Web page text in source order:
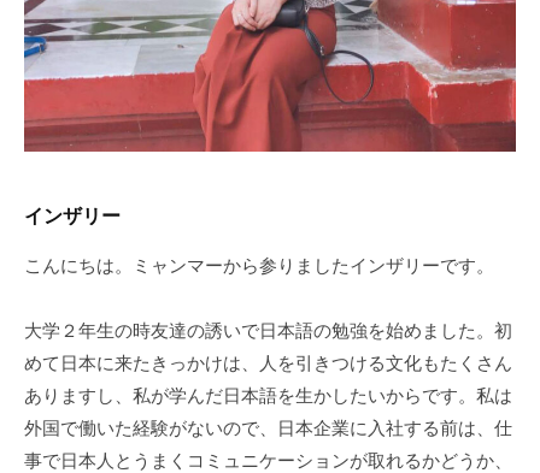
年
3
月
日
by
インザリー
こんにちは。ミャンマーから参りましたインザリーです。
大学２年生の時友達の誘いで日本語の勉強を始めました。初
めて日本に来たきっかけは、人を引きつける文化もたくさん
ありますし、私が学んだ日本語を生かしたいからです。私は
外国で働いた経験がないので、日本企業に入社する前は、仕
事で日本人とうまくコミュニケーションが取れるかどうか、